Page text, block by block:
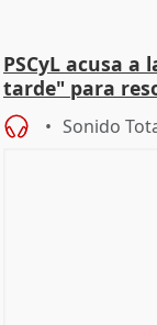
PSCyL acusa
tarde" para
Sonido